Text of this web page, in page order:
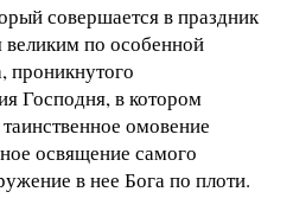
совершается в праздник
великим по особенной
проникнутого
Господня, в котором
омовение
освящение самого
в нее Бога по плоти.